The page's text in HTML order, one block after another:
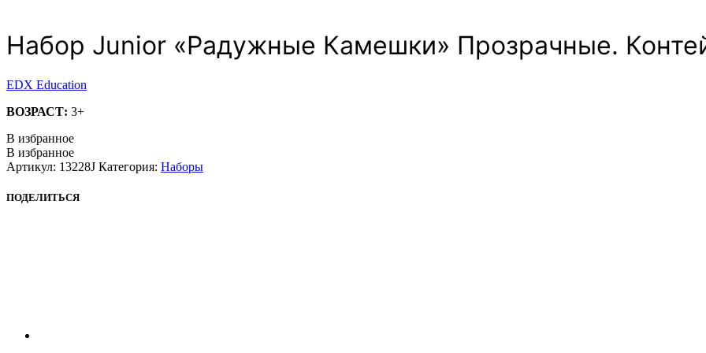
Набор Junior «Радужные Камешки» Прозрачные.
EDX Education
ВОЗРАСТ: 3+
В избранное
В избранное
Артикул: 13228J Категория: Наборы
ПОДЕЛИТЬСЯ